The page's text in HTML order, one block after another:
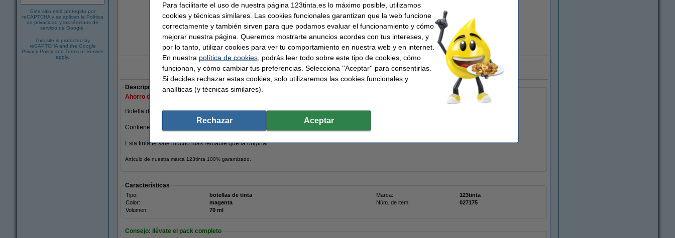
Este sitio está protegido por
reCAPTCHA y se aplican la Política
de privacidad y los términos de
servicio de Google
This site is protected by
reCAPTCHA and the Google
Privacy Policy and Terms of Service
apply.
Ampliar
Marca 123tinta: ¡Hasta un 70% más barato! Rápido y barato Garantía de por vida en nuestra marca 123tinta
Descripción
Ahorro de casi
Botella de tinta Epson 102 magenta de nuestra marca 123tinta.
Contiene 70 ml.
Esta tinta te sale mucho más rentable que la original.
Artículo de nuestra marca 123tinta 100% garantizado.
Características
Tipo: botellas de tinta Marca:
123tinta
Color:
magenta Núm. de item:
027175
Volumen:
70 ml
Consejo: llévate el pack completo
Para facilitarte el uso de nuestra página 123tinta.es lo máximo posible, utilizamos
cookies y técnicas similares. Las cookies funcionales garantizan que la web funcione
correctamente y también sirven para que podamos evaluar el funcionamiento y cómo
mejorar nuestra página. Queremos mostrarte anuncios acordes con tus intereses, y
por lo tanto, utilizar cookies para ver tu comportamiento en nuestra web y en internet.
En nuestra política de cookies, podrás leer todo sobre este tipo de cookies, cómo
funcionan, y cómo cambiar tus preferencias. Selecciona ''Aceptar'' para consentirlas.
Si decides rechazar estas cookies, solo utilizaremos las cookies funcionales y
analíticas (y técnicas similares).
Rechazar Aceptar